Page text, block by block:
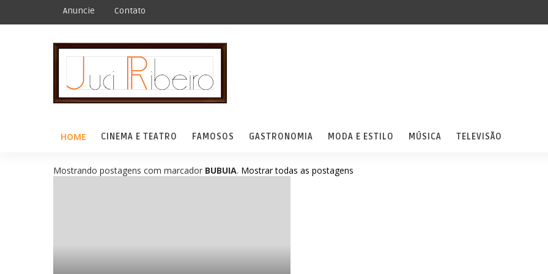
Anuncie Contato
HOME CINEMA E TEATRO FAMOSOS GASTRONOMIA MODA E ESTILO MÚSICA TELEVISÃO
Mostrando postagens com marcador BUBUIA. Mostrar todas as postagens